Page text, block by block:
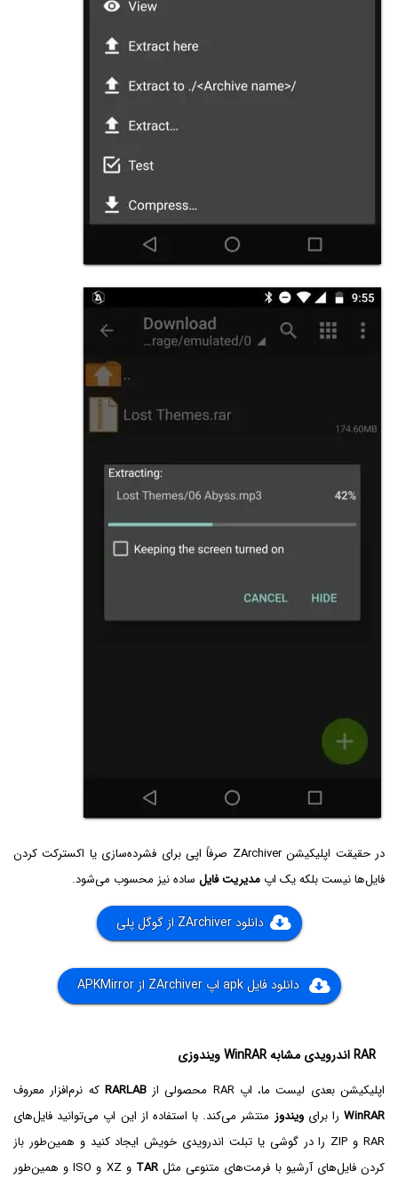
در حقیقت اپلیکیشن ZArchiver صرفاً اپی برای فشرده‌سازی یا اکسترکت کردن
فایل‌ها نیست بلکه یک اپ مدیریت فایل ساده نیز محسوب می‌شود.
دانلود ZArchiver از گوگل پلی
دانلود فایل apk اپ ZArchiver از APKMirror
RAR اندرویدی مشابه WinRAR‌ ویندوزی
اپلیکیشن بعدی لیست ما، اپ RAR محصولی از RARLAB که نرم‌افزار معروف
WinRAR را برایویندوز منتشر می‌کند. با استفاده از این اپ می‌توانید فایل‌های
RAR و ZIP را در گوشی یا تبلت اندرویدی خویش ایجاد کنید و همین‌طور باز
کردن فایل‌های آرشیو با فرمت‌های متنوعی مثلTAR
و XZ و ISO و همین‌طور